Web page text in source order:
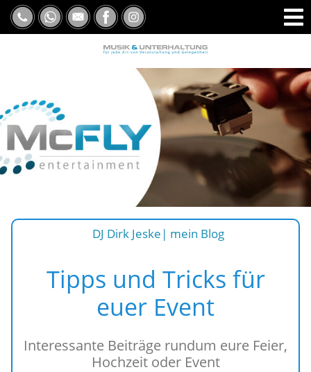
DJ Dirk Jeske| mein Blog
Tipps und Tricks für
euer Event
Interessante Beiträge rundum eure Feier,
Hochzeit oder Event